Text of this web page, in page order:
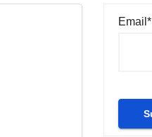
Email*